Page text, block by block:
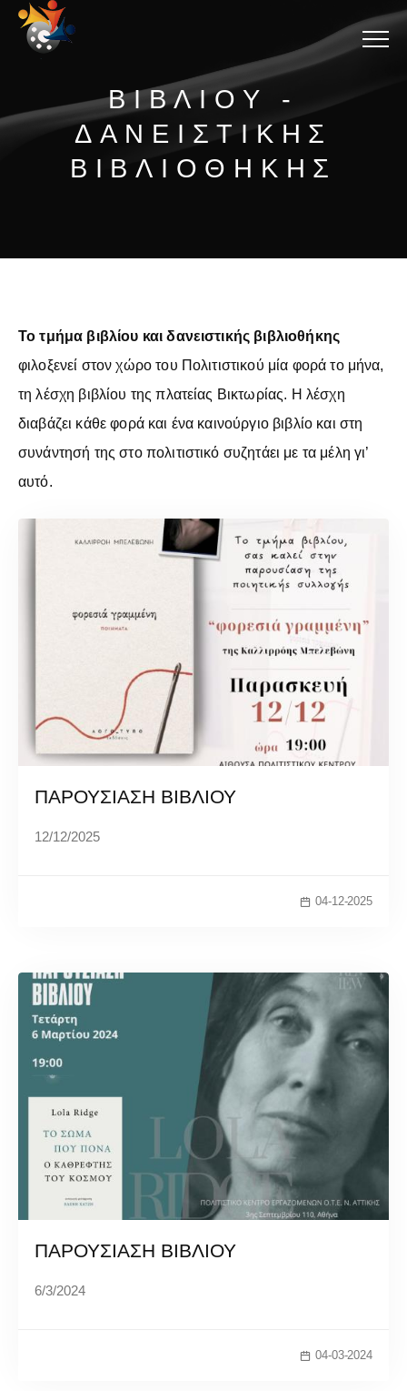
Menu
ΒΙΒΛΙΟΥ -
ΔΑΝΕΙΣΤΙΚΗΣ
ΒΙΒΛΙΟΘΗΚΗΣ
Το τμήμα βιβλίου και δανειστικής βιβλιοθήκης
φιλοξενεί στον χώρο του Πολιτιστικού μία φορά το μήνα,
τη λέσχη βιβλίου της πλατείας Βικτωρίας. Η λέσχη
διαβάζει κάθε φορά και ένα καινούργιο βιβλίο και στη
συνάντησή της στο πολιτιστικό συζητάει με τα μέλη γι’
αυτό.
ΠΑΡΟΥΣΙΑΣΗ ΒΙΒΛΙΟΥ
12/12/2025
04-12-2025
ΠΑΡΟΥΣΙΑΣΗ ΒΙΒΛΙΟΥ
6/3/2024
04-03-2024